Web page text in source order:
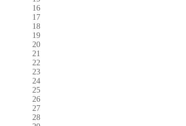
16
17
18
19
20
21
22
23
24
25
26
27
28